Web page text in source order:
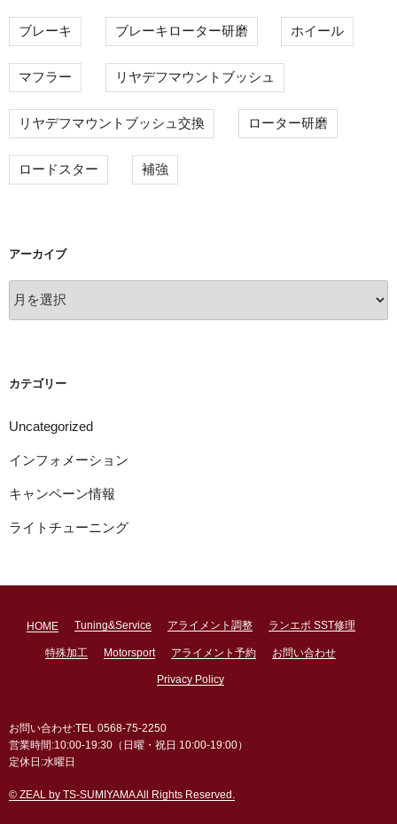
ブレーキ ブレーキローター研磨 ホイール
マフラー リヤデフマウントブッシュ
リヤデフマウントブッシュ交換 ローター研磨
ロードスター 補強
アーカイブ
ー
カテゴリー
Uncategorized
インフォメーション
キャンペーン情報
ライトチューニング
HOME Tuning&Service アライメント調整 ランエボ SST修理
特殊加工 Motorsport アライメント予約 お問い合わせ
Privacy Policy
お問い合わせ:TEL 0568-75-2250
営業時間:10:00-19:30（日曜・祝日 10:00-19:00）
定休日:水曜日
© ZEAL by TS-SUMIYAMA All Rights Reserved.